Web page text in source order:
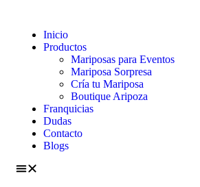
Inicio
Productos
Mariposas para Eventos
Mariposa Sorpresa
Cría tu Mariposa
Boutique Aripoza
Franquicias
Dudas
Contacto
Blogs